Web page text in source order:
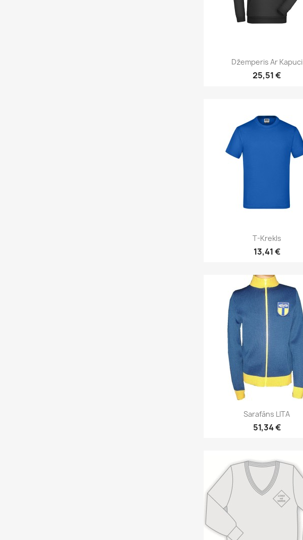
Īss ieskats
Džemperis Ar Kapuci
25,51 €
Īss ieskats
T-Krekls
13,41 €
Īss ieskats
Sarafāns LITA
51,34 €